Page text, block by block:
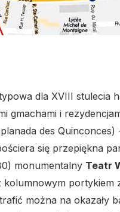
dla XVIII stulecia
gmachami i
des
się przepiękna
monumentalny Teatr
portykiem
można na okazały